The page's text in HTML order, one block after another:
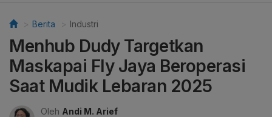
Berita Industri
Menhub Dudy Targetkan
Maskapai Fly Jaya Beroperasi
Saat Mudik Lebaran 2025
Oleh Andi M. Arief